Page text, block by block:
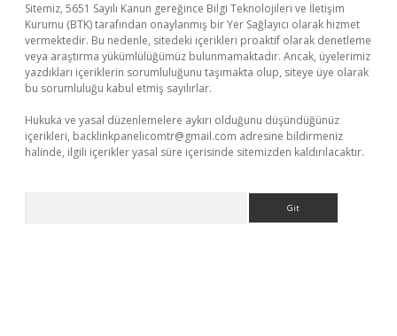
Sitemiz, 5651 Sayılı Kanun gereğince Bilgi Teknolojileri ve İletişim
Kurumu (BTK) tarafından onaylanmış bir Yer Sağlayıcı olarak hizmet
vermektedir. Bu nedenle, sitedeki içerikleri proaktif olarak denetleme
veya araştırma yükümlülüğümüz bulunmamaktadır. Ancak, üyelerimiz
yazdıkları içeriklerin sorumluluğunu taşımakta olup, siteye üye olarak
bu sorumluluğu kabul etmiş sayılırlar.
Hukuka ve yasal düzenlemelere aykırı olduğunu düşündüğünüz
içerikleri, backlinkpanelicomtr@gmail.com adresine bildirmeniz
halinde, ilgili içerikler yasal süre içerisinde sitemizden kaldırılacaktır.